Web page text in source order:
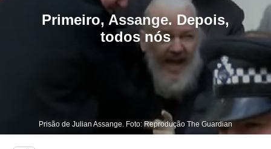
Primeiro, Assange. Depois,
todos nós
Prisão de Julian Assange. Foto: Reprodução The Guardian